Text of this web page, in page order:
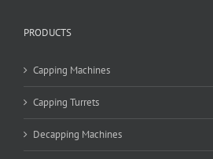
PRODUCTS
Capping Machines
Capping Turrets
Decapping Machines